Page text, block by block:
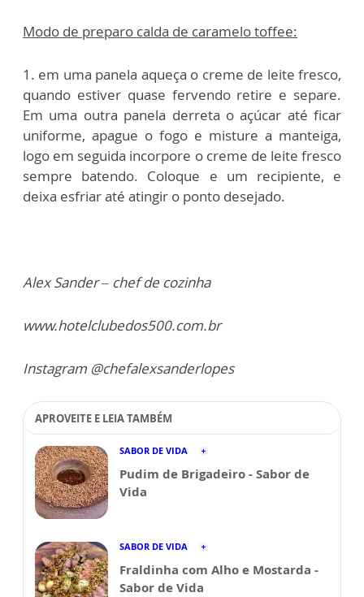
Modo de preparo calda de caramelo toffee:
1. em uma panela aqueça o creme de leite fresco,
quando estiver quase fervendo retire e separe.
Em uma outra panela derreta o açúcar até ficar
uniforme, apague o fogo e misture a manteiga,
logo em seguida incorpore o creme de leite fresco
sempre batendo. Coloque e um recipiente, e
deixa esfriar até atingir o ponto desejado.
Alex Sander – chef de cozinha
www.hotelclubedos500.com.br
Instagram @chefalexsanderlopes
APROVEITE E LEIA TAMBÉM
SABOR DE VIDA
Pudim de Brigadeiro - Sabor de
Vida
SABOR DE VIDA
Fraldinha com Alho e Mostarda -
Sabor de Vida